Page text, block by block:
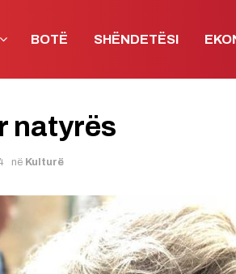
BOTË SHËNDETËSI
natyrës
në Kulturë